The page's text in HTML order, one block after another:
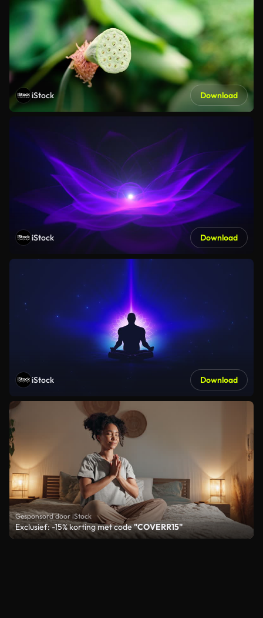
iStock Download
iStock Download
iStock Download
Gesponsord door iStock
Exclusief: -15% korting met code"COVERR15"